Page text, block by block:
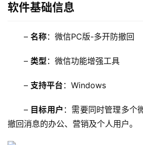
软件基础信息
– 名称：微信PC版-多开防撤回
– 类型：微信功能增强工具
– 支持平台 ：Windows
– 目标用户 ：需要同时管理多个
撤回消息的办公、营销及个人用户。